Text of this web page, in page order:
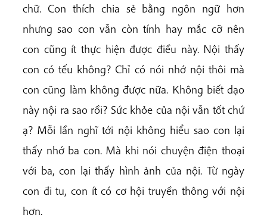
chữ. Con thích chia sẻ bằng ngôn ngữ hơn
nhưng sao con vẫn còn tính hay mắc cỡ nên
con cũng ít thực hiện được điều này. Nội thấy
con có tếu không? Chỉ có nói nhớ nội thôi mà
con cũng làm không được nữa. Không biết dạo
này nội ra sao rồi? Sức khỏe của nội vẫn tốt chứ
ạ? Mỗi lần nghĩ tới nội không hiểu sao con lại
thấy nhớ ba con. Mà khi nói chuyện điện thoại
với ba, con lại thấy hình ảnh của nội. Từ ngày
con đi tu, con ít có cơ hội truyền thông với nội
hơn.